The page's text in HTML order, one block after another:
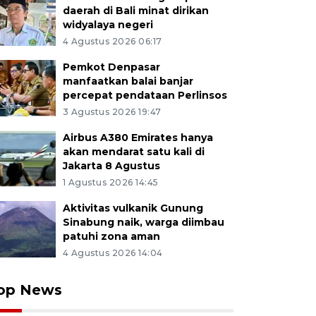
daerah di Bali minat dirikan
widyalaya negeri
4 Agustus 2026 06:17
Pemkot Denpasar
manfaatkan balai banjar
percepat pendataan Perlinsos
3 Agustus 2026 19:47
Airbus A380 Emirates hanya
akan mendarat satu kali di
Jakarta 8 Agustus
1 Agustus 2026 14:45
Aktivitas vulkanik Gunung
Sinabung naik, warga diimbau
patuhi zona aman
4 Agustus 2026 14:04
News